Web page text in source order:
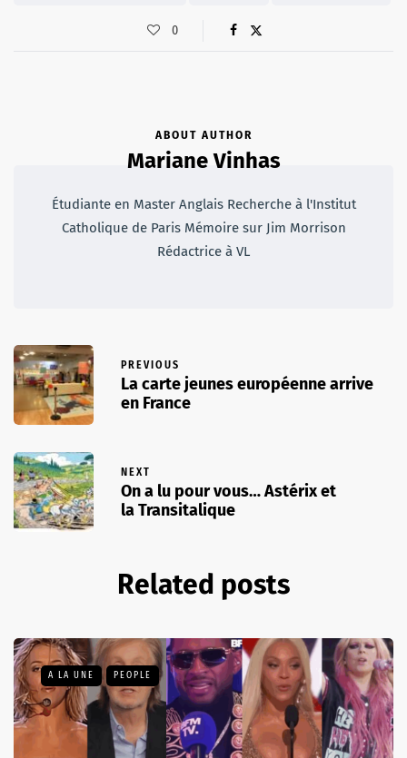
0
ABOUT AUTHOR
Mariane Vinhas
Étudiante en Master Anglais Recherche à l'Institut
Catholique de Paris Mémoire sur Jim Morrison
Rédactrice à VL
PREVIOUS
La carte jeunes européenne arrive
en France
NEXT
On a lu pour vous… Astérix et
la Transitalique
Related posts
A LA UNE PEOPLE